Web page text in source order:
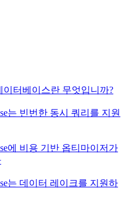
이터베이스란 무엇입니까?
는 빈번한 동시 쿼리를 지원
에 비용 기반 옵티마이저가
는 데이터 레이크를 지원하